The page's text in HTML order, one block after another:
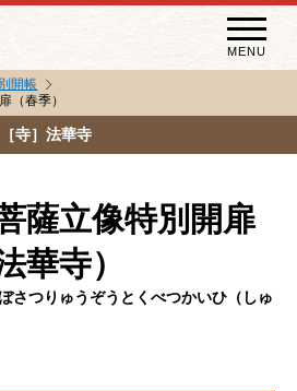
MENU
開帳
（春季）
寺］法華寺
薩立像特別開扉
華寺）
さつりゅうぞうとくべつかいひ（しゅ